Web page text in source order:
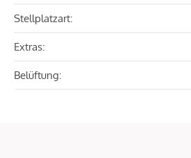
Stellplatzart:
Extras:
Belüftung: